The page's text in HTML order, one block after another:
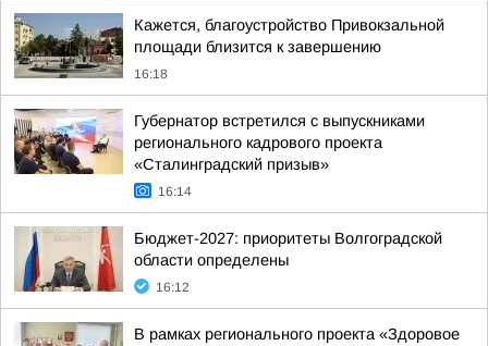
Кажется, благоустройство Привокзальной
площади близится к завершению
16:18
Губернатор встретился с выпускниками
регионального кадрового проекта
«Сталинградский призыв»
16:14
Бюджет-2027: приоритеты Волгоградской
области определены
16:12
В рамках регионального проекта «Здоровое